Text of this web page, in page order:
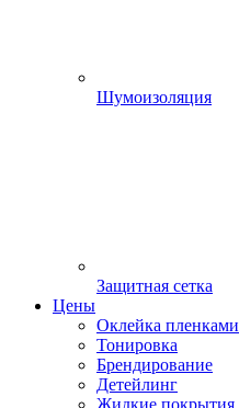
Шумоизоляция
Защитная сетка
Цены
Оклейка пленками
Тонировка
Брендирование
Детейлинг
Жидкие покрытия